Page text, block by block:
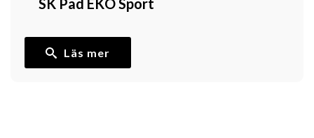
SK Pad EKO Sport
Läs mer